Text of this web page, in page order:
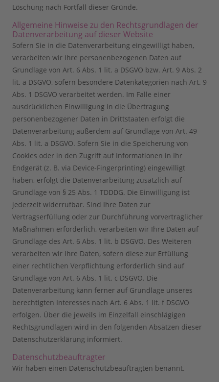
Löschung nach Fortfall dieser Gründe.
Allgemeine Hinweise zu den Rechtsgrundlagen der
Datenverarbeitung auf dieser Website
Sofern Sie in die Datenverarbeitung eingewilligt haben,
verarbeiten wir Ihre personenbezogenen Daten auf
Grundlage von Art. 6 Abs. 1 lit. a DSGVO bzw. Art. 9 Abs. 2
lit. a DSGVO, sofern besondere Datenkategorien nach Art. 9
Abs. 1 DSGVO verarbeitet werden. Im Falle einer
ausdrücklichen Einwilligung in die Übertragung
personenbezogener Daten in Drittstaaten erfolgt die
Datenverarbeitung außerdem auf Grundlage von Art. 49
Abs. 1 lit. a DSGVO. Sofern Sie in die Speicherung von
Cookies oder in den Zugriff auf Informationen in Ihr
Endgerät (z. B. via Device-Fingerprinting) eingewilligt
haben, erfolgt die Datenverarbeitung zusätzlich auf
Grundlage von § 25 Abs. 1 TDDDG. Die Einwilligung ist
jederzeit widerrufbar. Sind Ihre Daten zur
Vertragserfüllung oder zur Durchführung vorvertraglicher
Maßnahmen erforderlich, verarbeiten wir Ihre Daten auf
Grundlage des Art. 6 Abs. 1 lit. b DSGVO. Des Weiteren
verarbeiten wir Ihre Daten, sofern diese zur Erfüllung
einer rechtlichen Verpflichtung erforderlich sind auf
Grundlage von Art. 6 Abs. 1 lit. c DSGVO. Die
Datenverarbeitung kann ferner auf Grundlage unseres
berechtigten Interesses nach Art. 6 Abs. 1 lit. f DSGVO
erfolgen. Über die jeweils im Einzelfall einschlägigen
Rechtsgrundlagen wird in den folgenden Absätzen dieser
Datenschutzerklärung informiert.
Datenschutz­beauftragter
Wir haben einen Datenschutzbeauftragten benannt.